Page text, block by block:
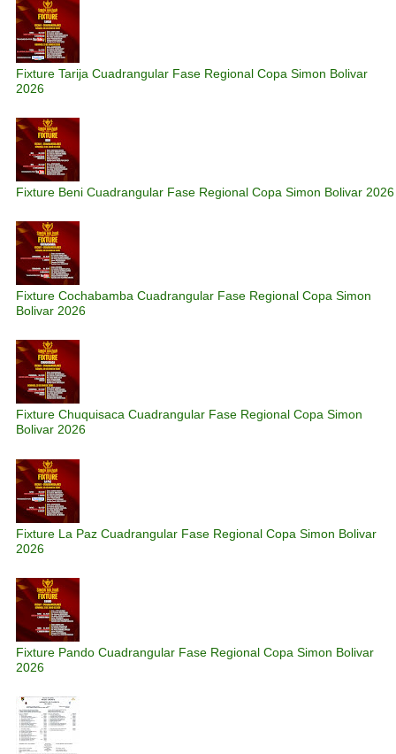
Fixture Tarija Cuadrangular Fase Regional Copa Simon Bolivar
2026
Fixture Beni Cuadrangular Fase Regional Copa Simon Bolivar 2026
Fixture Cochabamba Cuadrangular Fase Regional Copa Simon
Bolivar 2026
Fixture Chuquisaca Cuadrangular Fase Regional Copa Simon
Bolivar 2026
Fixture La Paz Cuadrangular Fase Regional Copa Simon Bolivar
2026
Fixture Pando Cuadrangular Fase Regional Copa Simon Bolivar
2026